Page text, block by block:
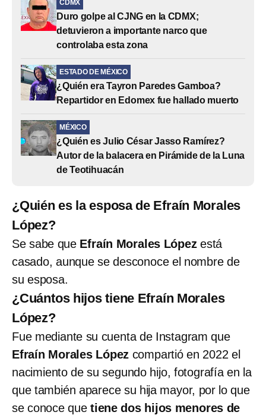
CDMX
Duro golpe al CJNG en la CDMX;
detuvieron a importante narco que
controlaba esta zona
ESTADO DE MÉXICO
¿Quién era Tayron Paredes Gamboa?
Repartidor en Edomex fue hallado muerto
MÉXICO
¿Quién es Julio César Jasso Ramírez?
Autor de la balacera en Pirámide de la Luna
de Teotihuacán
¿Quién es la esposa de Efraín Morales
López?
Se sabe que Efraín Morales Lópezestá
casado, aunque se desconoce el nombre de
su esposa.
¿Cuántos hijos tiene Efraín Morales
López?
Fue mediante su cuenta de Instagram que
Efraín Morales López compartió en 2022 el
nacimiento de su segundo hijo, fotografía en la
que también aparece su hija mayor, por lo que
se conoce quetiene dos hijos menores de